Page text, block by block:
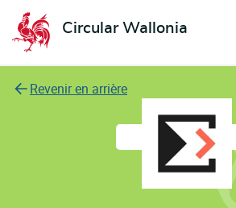
Circular Wallonia
L'économie circulaire
Revenir en arrière
B12 Consulting